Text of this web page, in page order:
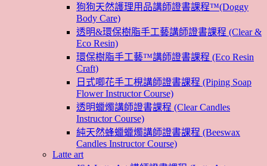
狗狗天然護理用品講師證書課程™(Doggy
Body Care)
透明&環保樹脂手工藝講師證書課程 (Clear &
Eco Resin)
環保樹脂手工藝™講師證書課程 (Eco Resin
Craft)
日式唧花手工梘講師證書課程 (Piping Soap
Flower Instructor Course)
透明蠟燭講師證書課程 (Clear Candles
Instructor Course)
純天然蜂蠟蠟燭講師證書課程 (Beeswax
Candles Instructor Course)
Latte art